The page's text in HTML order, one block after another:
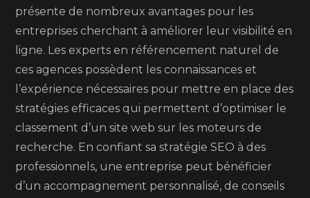
présente de nombreux avantages pour les
entreprises cherchant à améliorer leur visibilité en
ligne. Les experts en référencement naturel de
ces agences possèdent les connaissances et
l’expérience nécessaires pour mettre en place des
stratégies efficaces qui permettent d’optimiser le
classement d’un site web sur les moteurs de
recherche. En confiant sa stratégie SEO à des
professionnels, une entreprise peut bénéficier
d’un accompagnement personnalisé, de conseils